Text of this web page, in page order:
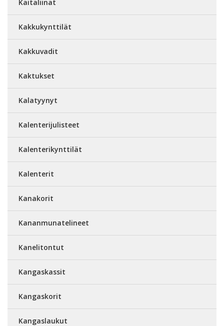
Kaitaliinat
Kakkukynttilät
Kakkuvadit
Kaktukset
Kalatyynyt
Kalenterijulisteet
Kalenterikynttilät
Kalenterit
Kanakorit
Kananmunatelineet
Kanelitontut
Kangaskassit
Kangaskorit
Kangaslaukut